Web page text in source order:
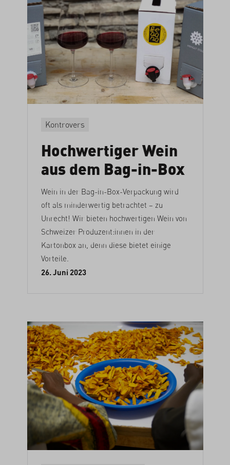
Kontrovers
Hochwertiger Wein
aus dem Bag-in-Box
Wein in der Bag-in-Box-Verpackung wird
oft als minderwertig betrachtet – zu
Unrecht! Wir bieten hochwertigen Wein von
Schweizer Produzent:innen in der
Kartonbox an, denn diese bietet einige
Vorteile.
26. Juni 2023